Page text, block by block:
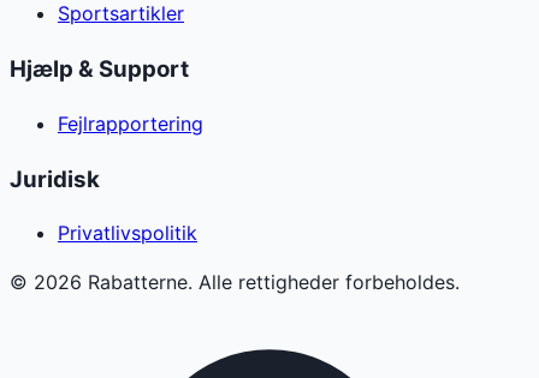
Sportsartikler
Hjælp & Support
Fejlrapportering
Juridisk
Privatlivspolitik
© 2026 Rabatterne. Alle rettigheder forbeholdes.